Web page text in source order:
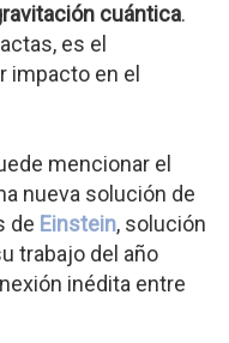
cuántica.
es el
impacto en el
mencionar el
nueva solución de
de Einstein, solución
trabajo del año
inédita entre